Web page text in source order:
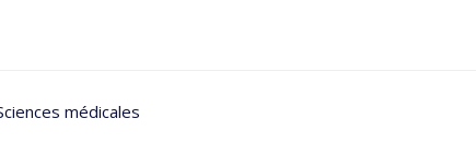
médicales